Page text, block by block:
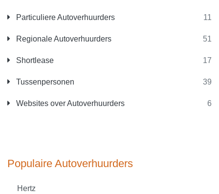
Particuliere Autoverhuurders 11
Regionale Autoverhuurders 51
Shortlease 17
Tussenpersonen 39
Websites over Autoverhuurders 6
Populaire Autoverhuurders
Hertz